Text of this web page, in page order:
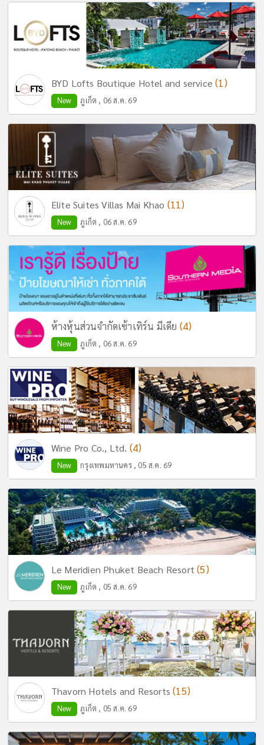
BYD Lofts Boutique Hotel and service(1)
New ภูเก็ต , 06 ส.ค. 69
Elite Suites Villas Mai Khao (11)
New ภูเก็ต , 06 ส.ค. 69
ห้างหุ้นส่วนจำกัดเซ้าเทิร์น มีเดีย (4)
New ภูเก็ต , 06 ส.ค. 69
Wine Pro Co., Ltd. (4)
New กรุงเทพมหานคร , 05 ส.ค. 69
Le Meridien Phuket Beach Resort(5)
New ภูเก็ต , 05 ส.ค. 69
Thavorn Hotels and Resorts(15)
New ภูเก็ต , 05 ส.ค. 69